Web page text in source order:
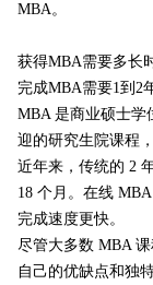
MBA。
获得MBA需要多长
完成MBA需要1到2
MBA 是商业硕士学
迎的研究生院课程
近年来，传统的 2
18 个月。在线
完成速度更快。
尽管大多数 MBA
自己的优缺点和独